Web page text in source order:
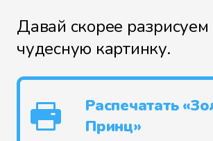
Давай скорее разрисуем
чудесную картинку.
Распечатать
Принц»